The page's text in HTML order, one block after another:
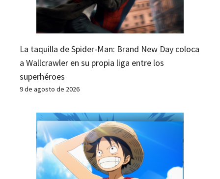
La taquilla de Spider-Man: Brand New Day coloca
a Wallcrawler en su propia liga entre los
superhéroes
9 de agosto de 2026